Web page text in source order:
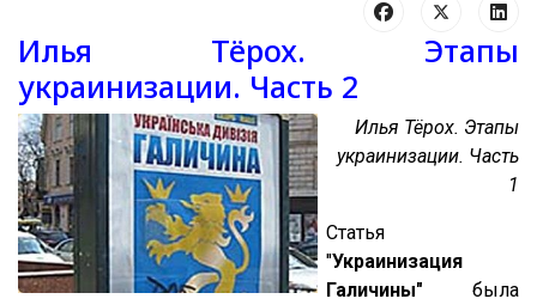
Илья Тёрох. Этапы
украинизации. Часть 2
Илья Тёрох. Этапы
украинизации. Часть
1
Статья
"Украинизация
Галичины" была